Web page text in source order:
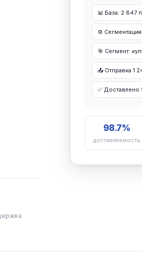
📊 База: 2 847
⚙️
🎯 Сегмент:
📤 Отправка 1
✅ Доставлено
98.7%
доставляемость